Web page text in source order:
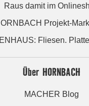
Raus damit im
Projekt-
Fliesen.
Über HORNBACH
MACHER Blog